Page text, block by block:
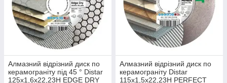
Алмазний відрізний диск по
керамограніту під 45 ° Distar
125x1,6x22,23H EDGE DRY
Алмазний відрізний диск по
керамограніту Distar
115x1,5x22,23H PERFECT